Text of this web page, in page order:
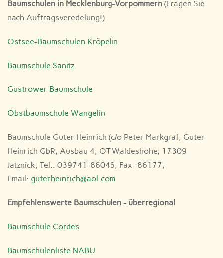
Baumschulen in Mecklenburg-Vorpommern (Fragen Sie
nach Auftragsveredelung!)
Ostsee-Baumschulen Kröpelin
Baumschule Sanitz
Güstrower Baumschule
Obstbaumschule Wangelin
Baumschule Guter Heinrich (c/o Peter Markgraf, Guter
Heinrich GbR, Ausbau 4, OT Waldeshöhe, 17309
Jatznick; Tel.: 039741-86046, Fax -86177,
Email: guterheinrich@aol.com
Empfehlenswerte Baumschulen - überregional
Baumschule Cordes
Baumschulenliste NABU